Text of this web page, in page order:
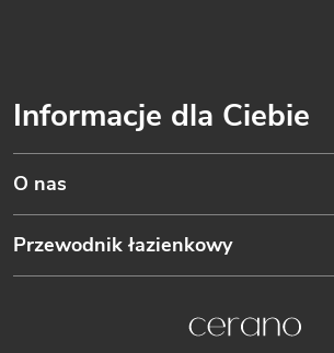
Informacje dla Ciebie
O nas
Przewodnik łazienkowy